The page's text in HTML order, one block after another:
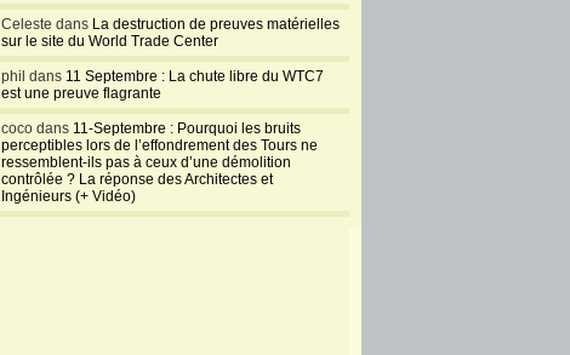
Celeste dans La destruction de preuves matérielles
sur le site du World Trade Center
phil dans 11 Septembre : La chute libre du WTC7
est une preuve flagrante
coco dans 11-Septembre : Pourquoi les bruits
perceptibles lors de l’effondrement des Tours ne
ressemblent-ils pas à ceux d’une démolition
contrôlée ? La réponse des Architectes et
Ingénieurs (+ Vidéo)